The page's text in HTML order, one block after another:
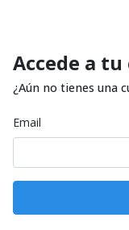
Accede a
¿Aún no tienes una
Email